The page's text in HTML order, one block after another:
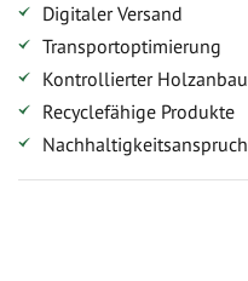
Digitaler Versand
Transportoptimierung
Kontrollierter Holzanbau
Recyclefähige Produkte
Nachhaltigkeitsanspruch